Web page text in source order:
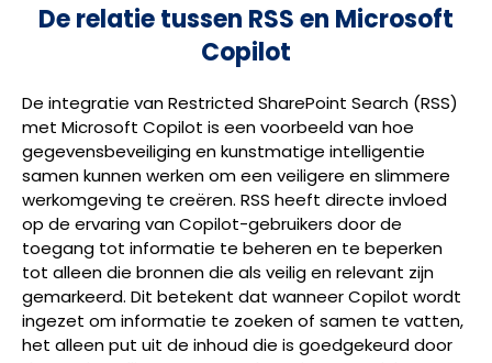
De relatie tussen RSS en Microsoft
Copilot
De integratie van Restricted SharePoint Search (RSS)
met Microsoft Copilot is een voorbeeld van hoe
gegevensbeveiliging en kunstmatige intelligentie
samen kunnen werken om een veiligere en slimmere
werkomgeving te creëren. RSS heeft directe invloed
op de ervaring van Copilot-gebruikers door de
toegang tot informatie te beheren en te beperken
tot alleen die bronnen die als veilig en relevant zijn
gemarkeerd. Dit betekent dat wanneer Copilot wordt
ingezet om informatie te zoeken of samen te vatten,
het alleen put uit de inhoud die is goedgekeurd door